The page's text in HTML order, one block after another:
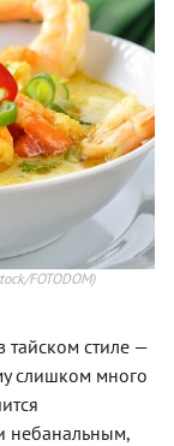
FOTODOM)
тайском стиле —
слишком много
небанальным,